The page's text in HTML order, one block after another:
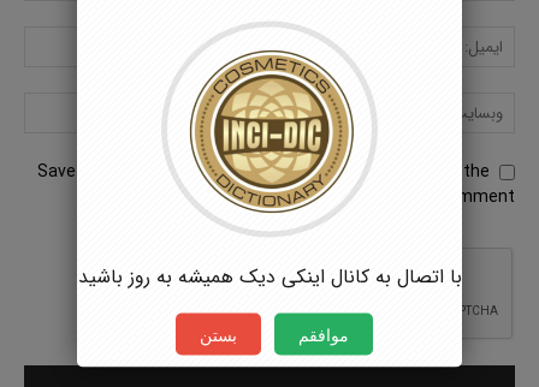
Save my name, email, and website in this browser for the
next time I comment.
با اتصال به کانال اینکی دیک همیشه به روز باشید
موافقم بستن